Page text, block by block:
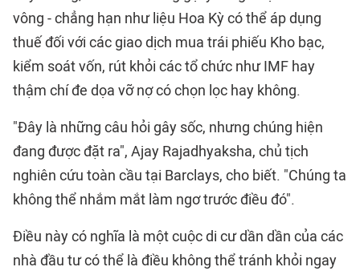
vông - chẳng hạn như liệu Hoa Kỳ có thể áp dụng
thuế đối với các giao dịch mua trái phiếu Kho bạc,
kiểm soát vốn, rút ​​khỏi các tổ chức như IMF hay
thậm chí đe dọa vỡ nợ có chọn lọc hay không.
"Đây là những câu hỏi gây sốc, nhưng chúng hiện
đang được đặt ra", Ajay Rajadhyaksha, chủ tịch
nghiên cứu toàn cầu tại Barclays, cho biết. "Chúng ta
không thể nhắm mắt làm ngơ trước điều đó".
Điều này có nghĩa là một cuộc di cư dần dần của các
nhà đầu tư có thể là điều không thể tránh khỏi ngay